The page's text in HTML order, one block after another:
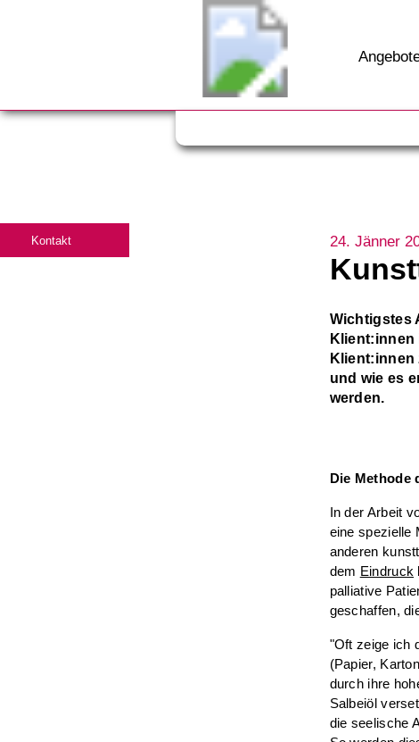
24. Jänner
Wichtigstes
Klient:innen
und wie es
werden.
Die Methode
In der Arbeit
eine spezielle
anderen
dem Eindruck
palliative
geschaffen,
"Oft zeige ich
(Papier,
durch ihre
Salbeiöl
die seelische
Kontakt